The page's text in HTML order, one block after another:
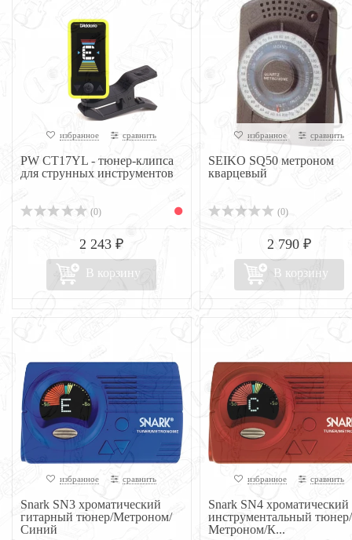
избранное сравнить
PW CT17YL - тюнер-клипса
для струнных инструментов
(0)
2 243 ₽
В корзину
избранное сравнить
SEIKO SQ50 метроном
кварцевый
(0)
2 790 ₽
В корзину
избранное сравнить
Snark SN3 хроматический
гитарный тюнер/Метроном/
Синий
избранное сравнить
Snark SN4 хроматический
инструментальный тюнер/
Метроном/К...